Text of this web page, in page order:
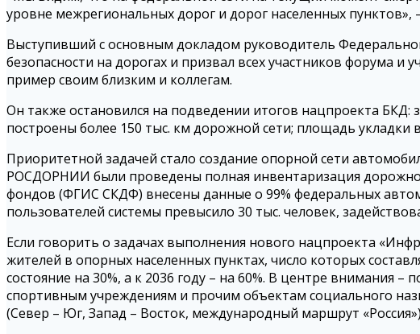
уровне межрегиональных дорог и дорог населенных пунктов»,
Выступивший с основным докладом руководитель
безопасности на дорогах и призвал всех участников форума
пример своим близким и коллегам.
Он также остановился на подведении итогов нацпроекта
построены более 150 тыс. км дорожной сети; площадь
Приоритетной задачей стало создание опорной сети
РОСДОРНИИ были проведены полная инвентаризация
фондов (ФГИС СКДФ) внесены данные о 99% федеральных
пользователей системы превысило 30 тыс. человек,
Если говорить о задачах выполнения нового нацпроекта
жителей в опорных населенных пунктах, число которых
состояние на 30%, а к 2036 году – на 60%. В центре внимания
спортивным учреждениям и прочим объектам социального
(Север – Юг, Запад – Восток, международный маршрут